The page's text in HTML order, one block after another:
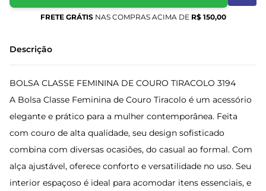
FRETE GRÁTISNAS COMPRAS ACIMA DE R$ 150,00
Descrição
BOLSA CLASSE FEMININA DE COURO TIRACOLO 3194
A Bolsa Classe Feminina de Couro Tiracolo é um acessório
elegante e prático para a mulher contemporânea. Feita
com couro de alta qualidade, seu design sofisticado
combina com diversas ocasiões, do casual ao formal. Com
alça ajustável, oferece conforto e versatilidade no uso. Seu
interior espaçoso é ideal para acomodar itens essenciais, e